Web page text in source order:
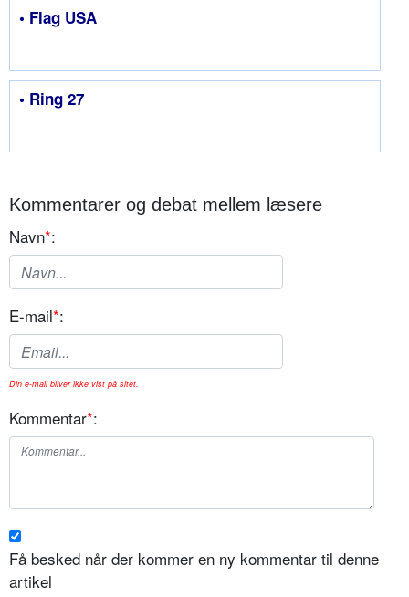
• Flag USA
• Ring 27
Kommentarer og debat mellem læsere
Navn*:
E-mail*:
Din e-mail bliver ikke vist på sitet.
Kommentar*:
Få besked når der kommer en ny kommentar til denne
artikel